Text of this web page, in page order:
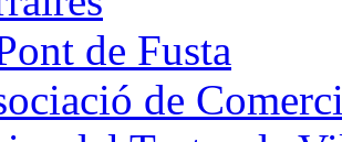
de Fusta
de